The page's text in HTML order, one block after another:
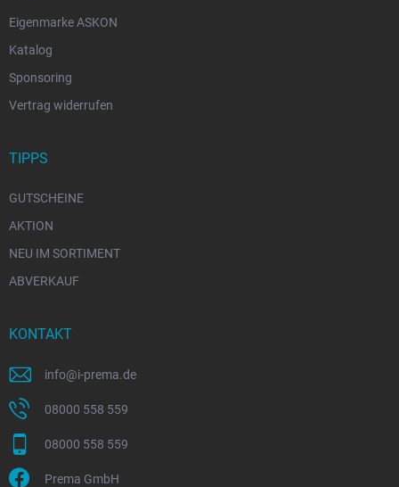
Eigenmarke ASKON
Katalog
Sponsoring
Vertrag widerrufen
TIPPS
GUTSCHEINE
AKTION
NEU IM SORTIMENT
ABVERKAUF
KONTAKT
info@i-prema.de
08000 558 559
08000 558 559
Prema GmbH